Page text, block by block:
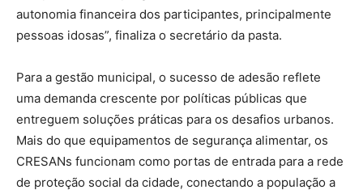
autonomia financeira dos participantes, principalmente
pessoas idosas”, finaliza o secretário da pasta.
Para a gestão municipal, o sucesso de adesão reflete
uma demanda crescente por políticas públicas que
entreguem soluções práticas para os desafios urbanos.
Mais do que equipamentos de segurança alimentar, os
CRESANs funcionam como portas de entrada para a rede
de proteção social da cidade, conectando a população a